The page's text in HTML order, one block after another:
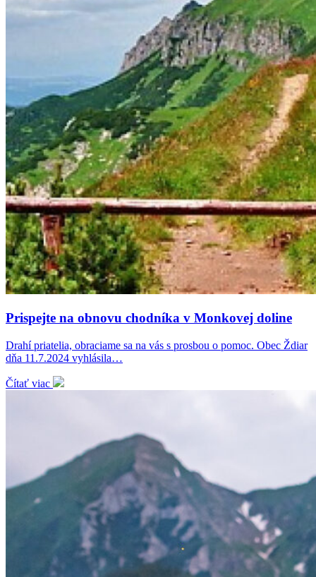
Prispejte na obnovu chodníka v Monkovej doline
Drahí priatelia, obraciame sa na vás s prosbou o pomoc. Obec Ždiar
dňa 11.7.2024 vyhlásila…
Čítať viac